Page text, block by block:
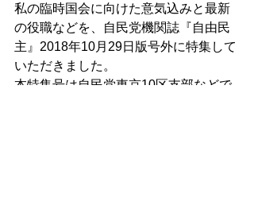
私の臨時国会に向けた意気込みと最新
の役職などを、自民党機関誌『自由民
主』2018年10月29日版号外に特集して
いただきました。
本特集号は自民党東京10区支部などで